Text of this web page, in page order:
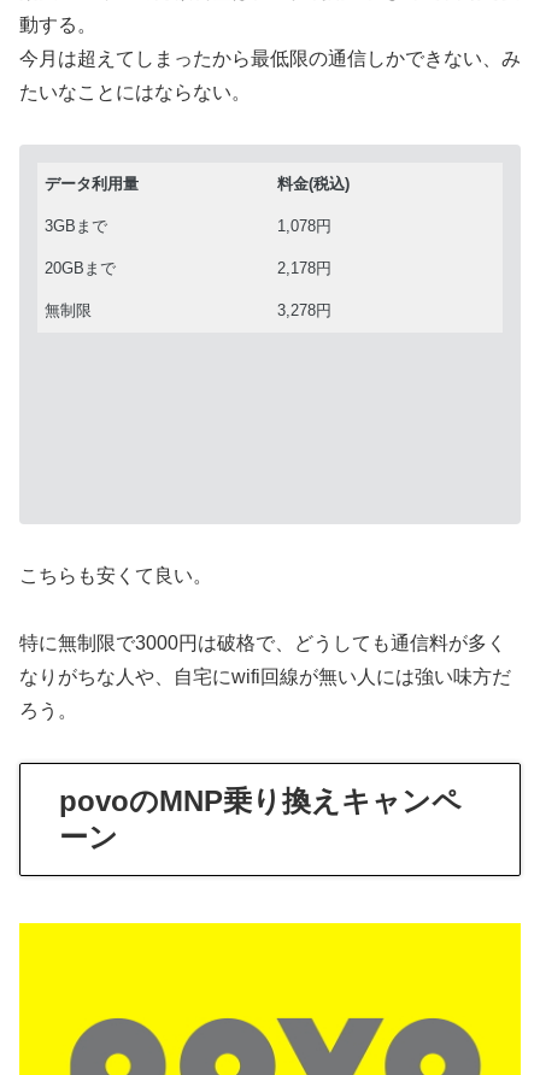
動する。
今月は超えてしまったから最低限の通信しかできない、み
たいなことにはならない。
データ利用量 料金(税込)
3GBまで 1,078円
20GBまで 2,178円
無制限 3,278円
こちらも安くて良い。
特に無制限で3000円は破格で、どうしても通信料が多く
なりがちな人や、自宅にwifi回線が無い人には強い味方だ
ろう。
povoのMNP乗り換えキャンペ
ーン